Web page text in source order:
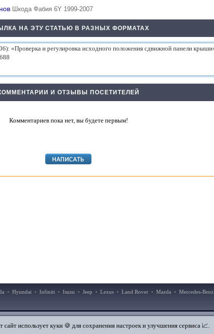
Шкода Фабия 6Y 1999-2007
НА ЭТУ СТАТЬЮ В РАЗНЫХ ФОРМАТАХ
И ОТЗЫВЫ ПОСЕТИТЕЛЕЙ
Комментариев пока нет, вы будете первым!
• Hyundai • Infiniti • Isuzu • Jeep • Lexus • Land Rover • Mazda • Mercedes-Benz
Добавить в закладки
сайт использует куки 🍪 для сохранения настроек и улучшения сервиса 📈.